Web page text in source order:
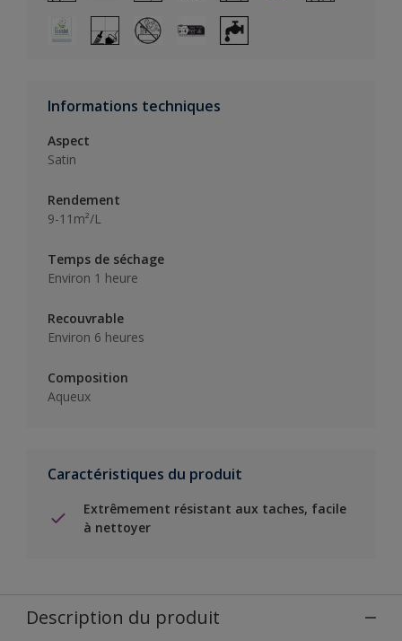
Informations techniques
Aspect
Satin
Rendement
9-11m²/L
Temps de séchage
Environ 1 heure
Recouvrable
Environ 6 heures
Composition
Aqueux
Caractéristiques du produit
Extrêmement résistant aux taches, facile
à nettoyer
Description du produit